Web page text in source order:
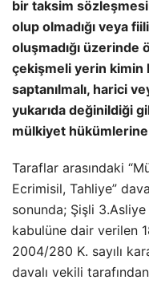
bir taksim
olup olmadığı veya
oluşmadığı üzerinde
çekişmeli yerin kimin
saptanılmalı, harici
yukarıda değinildiği
mülkiyet
Taraflar arasındaki
Ecrimisil, Tahliye”
sonunda; Şişli
kabulüne dair verilen
2004/280 K. sayılı
davalı vekili